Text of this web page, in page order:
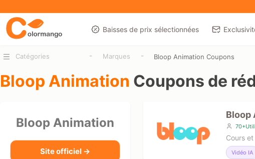
Baisses de prix sélectionnées
Catégories - Marques - Bloop Animation Coupons
Bloop Animation Coupons de
Bloop Animation
Site officiel →
Bloop
Cours
Vidéo IA